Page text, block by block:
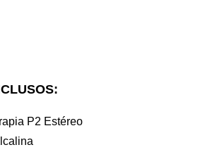
P2 Estéreo